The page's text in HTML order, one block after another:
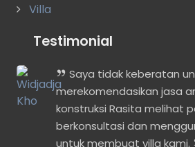
Villa
Testimonial
Saya tidak keberatan
merekomendasikan jasa
konstruksi Rasita melihat
berkonsultasi dan
untuk membuat villa kami.